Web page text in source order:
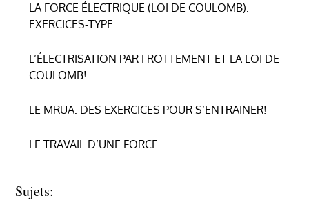
LA FORCE ÉLECTRIQUE (LOI DE COULOMB):
EXERCICES-TYPE
L’ÉLECTRISATION PAR FROTTEMENT ET LA LOI DE
COULOMB!
LE MRUA: DES EXERCICES POUR S’ENTRAINER!
LE TRAVAIL D’UNE FORCE
Sujets: